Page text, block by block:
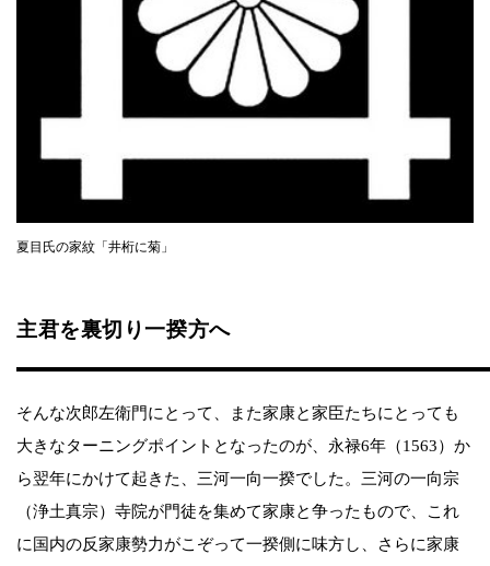
夏目氏の家紋「井桁に菊」
主君を裏切り一揆方へ
そんな次郎左衛門にとって、また家康と家臣たちにとっても
大きなターニングポイントとなったのが、永禄6年（1563）か
ら翌年にかけて起きた、三河一向一揆でした。三河の一向宗
（浄土真宗）寺院が門徒を集めて家康と争ったもので、これ
に国内の反家康勢力がこぞって一揆側に味方し、さらに家康